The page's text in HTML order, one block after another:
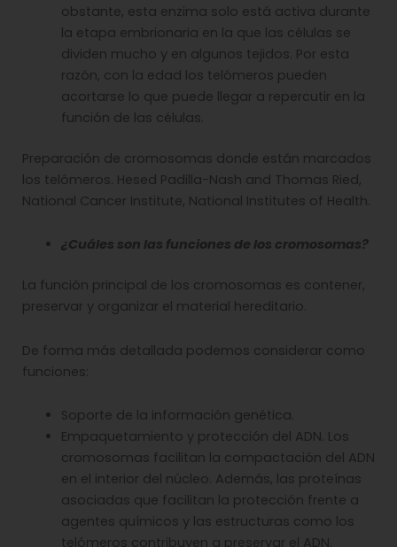
obstante, esta enzima solo está activa durante
la etapa embrionaria en la que las células se
dividen mucho y en algunos tejidos. Por esta
razón, con la edad los telómeros pueden
acortarse lo que puede llegar a repercutir en la
función de las células.
Preparación de cromosomas donde están marcados
los telómeros. Hesed Padilla-Nash and Thomas Ried,
National Cancer Institute, National Institutes of Health.
¿Cuáles son las funciones de los cromosomas?
La función principal de los cromosomas es contener,
preservar y organizar el material hereditario.
De forma más detallada podemos considerar como
funciones:
Soporte de la información genética.
Empaquetamiento y protección del ADN. Los
cromosomas facilitan la compactación del ADN
en el interior del núcleo. Además, las proteínas
asociadas que facilitan la protección frente a
agentes químicos y las estructuras como los
telómeros contribuyen a preservar el ADN.